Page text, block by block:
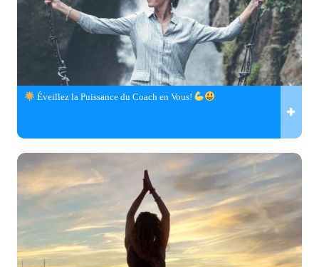
Éveillez la Puissance du Coach en Vous!